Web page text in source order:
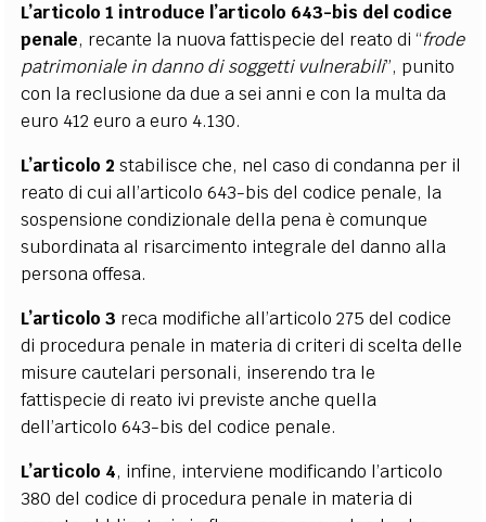
L’articolo 1 introduce l’articolo 643-bis del codice
penale, recante la nuova fattispecie del reato di “frode
patrimoniale in danno di soggetti vulnerabili”, punito
con la reclusione da due a sei anni e con la multa da
euro 412 euro a euro 4.130.
L’articolo 2stabilisce che, nel caso di condanna per il
reato di cui all’articolo 643-bis del codice penale, la
sospensione condizionale della pena è comunque
subordinata al risarcimento integrale del danno alla
persona offesa.
L’articolo 3 reca modifiche all’articolo 275 del codice
di procedura penale in materia di criteri di scelta delle
misure cautelari personali, inserendo tra le
fattispecie di reato ivi previste anche quella
dell’articolo 643-bis del codice penale.
L’articolo 4, infine, interviene modificando l’articolo
380 del codice di procedura penale in materia di